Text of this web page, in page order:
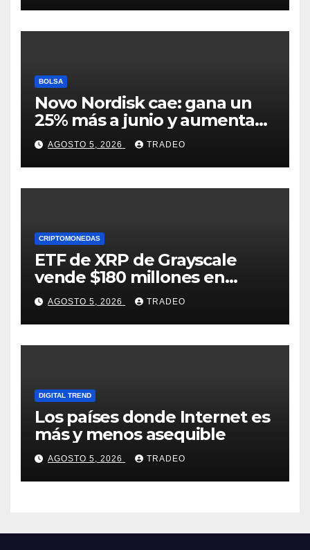
BOLSA
Novo Nordisk cae: gana un
25% más a junio y aumenta
previsiones, pero no
convence
AGOSTO 5, 2026 TRADEO
CRIPTOMONEDAS
ETF de XRP de Grayscale
vende $180 millones en
tokens tras grandes pérdidas
AGOSTO 5, 2026 TRADEO
DIGITAL TREND
Los países donde Internet es
más y menos asequible
AGOSTO 5, 2026 TRADEO